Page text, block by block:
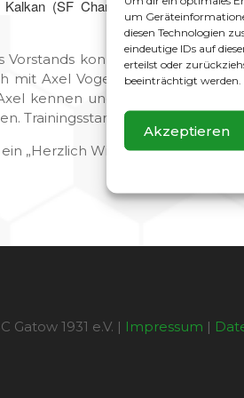
um
diesen Technologien
eindeutige IDs auf
erteilst oder
beeinträchtigt werden.
Akzeptieren
Kalkan (SF Charl.-Wilmersdorf),
Vorstands konnte auch die
mit Axel Vogel (ehemaliger
kennen und verstehen sich
Trainingsstart der 1. Mannschaft
„Herzlich Willkommen“ am
Gatow 1931 e.V. | Impressum |